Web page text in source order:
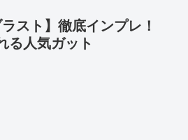
スト】徹底インプレ！
る人気ガット